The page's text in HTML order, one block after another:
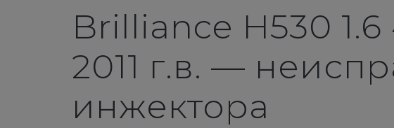
Brilliance H530
2011 г.в. —
инжектора